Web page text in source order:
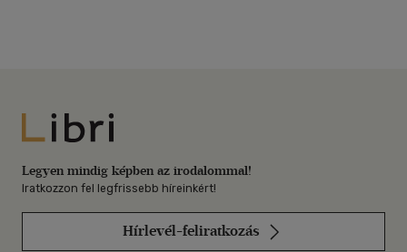
Libri
Legyen mindig képben az irodalommal!
Iratkozzon fel legfrissebb híreinkért!
Hírlevél-feliratkozás